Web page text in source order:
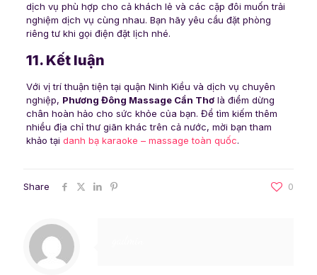
dịch vụ phù hợp cho cả khách lẻ và các cặp đôi muốn trải
nghiệm dịch vụ cùng nhau. Bạn hãy yêu cầu đặt phòng
riêng tư khi gọi điện đặt lịch nhé.
11. Kết luận
Với vị trí thuận tiện tại quận Ninh Kiều và dịch vụ chuyên
nghiệp, Phương Đông Massage Cần Thơlà điểm dừng
chân hoàn hảo cho sức khỏe của bạn. Để tìm kiếm thêm
nhiều địa chỉ thư giãn khác trên cả nước, mời bạn tham
khảo tại danh bạ karaoke – massage toàn quốc.
Share 0